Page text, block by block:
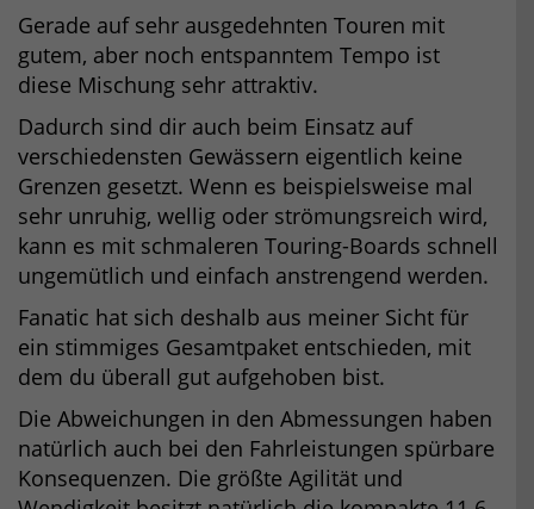
Gerade auf sehr ausgedehnten Touren mit
gutem, aber noch entspanntem Tempo ist
diese Mischung sehr attraktiv.
Dadurch sind dir auch beim Einsatz auf
verschiedensten Gewässern eigentlich keine
Grenzen gesetzt. Wenn es beispielsweise mal
sehr unruhig, wellig oder strömungsreich wird,
kann es mit schmaleren Touring-Boards schnell
ungemütlich und einfach anstrengend werden.
Fanatic hat sich deshalb aus meiner Sicht für
ein stimmiges Gesamtpaket entschieden, mit
dem du überall gut aufgehoben bist.
Die Abweichungen in den Abmessungen haben
natürlich auch bei den Fahrleistungen spürbare
Konsequenzen. Die größte Agilität und